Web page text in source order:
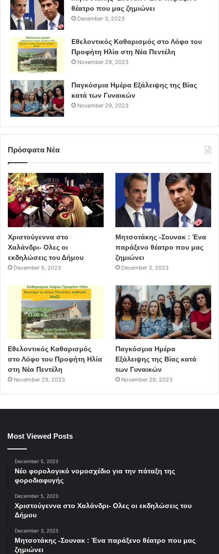
Πηγή: ΑΠΕ- ΜΠΕ
open plan νέες δράσεις μουσική
θέατρο που μας ζημιώνει
December 3, 2023
Εθελοντικός Καθαρισμός στο Λόφο του
Προφήτη Ηλία στη Νέα Πεντέλη
November 29, 2023
Παγκόσμια Ημέρα Εξάλειψης της Βίας
κατά των Γυναικών
November 29, 2023
Πρόσφατα Νέα
Χριστούγεννα στο
Χαλάνδρι- Ολες οι
εκδηλώσεις του Δήμου
December 5, 2023
Μητσοτάκης -Σουνακ : Ένα
παράξενο θέατρο που μας
ζημιώνει
December 3, 2023
Εθελοντικός Καθαρισμός
στο Λόφο του Προφήτη Ηλία
στη Νέα Πεντέλη
November 29, 2023
Παγκόσμια Ημέρα
Εξάλειψης της Βίας κατά
των Γυναικών
November 29, 2023
Most Viewed Posts
December 5, 2023
Νέο φορολογικό νομοσχέδιο για την πάταξη της
φοροδιαφυγής
December 5, 2023
Χριστούγεννα στο Χαλάνδρι- Ολες οι εκδηλώσεις του
Δήμου
December 3, 2023
Μητσοτάκης -Σουνακ : Ένα παράξενο θέατρο που μας
ζημιώνει